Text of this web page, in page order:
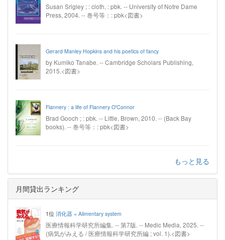
Susan Srigley ; : cloth, : pbk. -- University of Notre Dame
Press, 2004. -- 巻号等：: pbk<図書>
Gerard Manley Hopkins and his poetics of fancy
by Kumiko Tanabe. -- Cambridge Scholars Publishing,
2015.<図書>
Flannery : a life of Flannery O'Connor
Brad Gooch ; : pbk. -- Little, Brown, 2010. -- (Back Bay
books). -- 巻号等：: pbk<図書>
もっと見る
月間貸出ランキング
1位 消化器 = Alimentary system
医療情報科学研究所編集. -- 第7版. -- Medic Media, 2025. --
(病気がみえる / 医療情報科学研究所編 ; vol. 1).<図書>